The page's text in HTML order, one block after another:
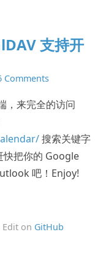
支持开
Comments
，来完全的访问
搜索关键字
快把你的 Google
吧！Enjoy!
Edit on GitHub